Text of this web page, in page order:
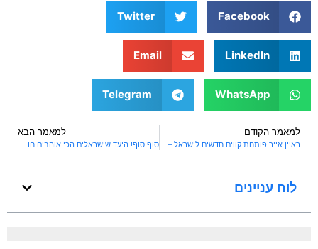
Facebook
Twitter
LinkedIn
Email
WhatsApp
Telegram
למאמר הקודם למאמר הבא
לוח עניינים